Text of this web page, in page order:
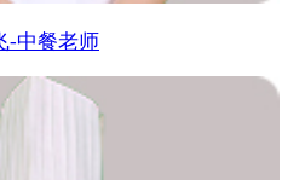
-中餐老师